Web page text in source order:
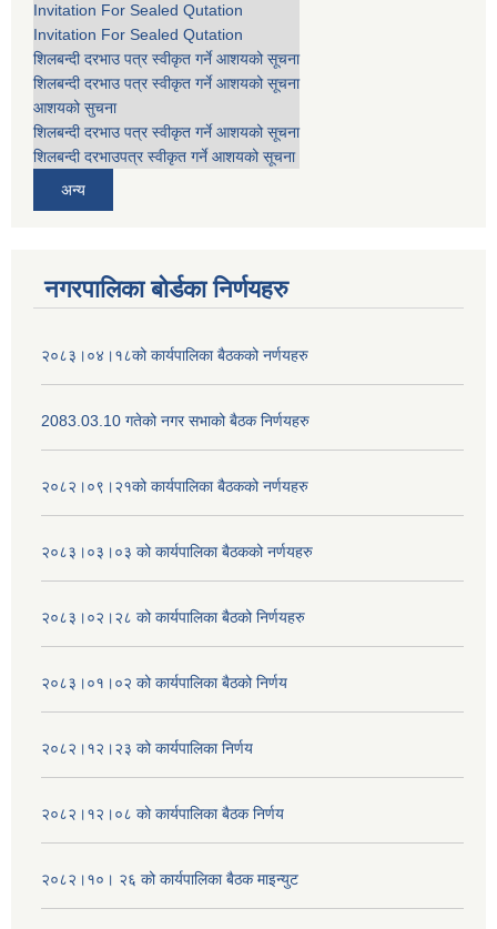
Invitation For Sealed Qutation
Invitation For Sealed Qutation
शिलबन्दी दरभाउ पत्र स्वीकृत गर्ने आशयको सूचना
शिलबन्दी दरभाउ पत्र स्वीकृत गर्ने आशयको सूचना
आशयको सुचना
शिलबन्दी दरभाउ पत्र स्वीकृत गर्ने आशयको सूचना
शिलबन्दी दरभाउपत्र स्वीकृत गर्ने आशयको सूचना
अन्य
नगरपालिका बोर्डका निर्णयहरु
२०८३।०४।१८को कार्यपालिका बैठकको नर्णयहरु
2083.03.10 गतेको नगर सभाको बैठक निर्णयहरु
२०८२।०९।२१को कार्यपालिका बैठकको नर्णयहरु
२०८३।०३।०३ को कार्यपालिका बैठकको नर्णयहरु
२०८३।०२।२८ को कार्यपालिका बैठको निर्णयहरु
२०८३।०१।०२ को कार्यपालिका बैठको निर्णय
२०८२।१२।२३ को कार्यपालिका निर्णय
२०८२।१२।०८ को कार्यपालिका बैठक निर्णय
२०८२।१०। २६ को कार्यपालिका बैठक माइन्युट